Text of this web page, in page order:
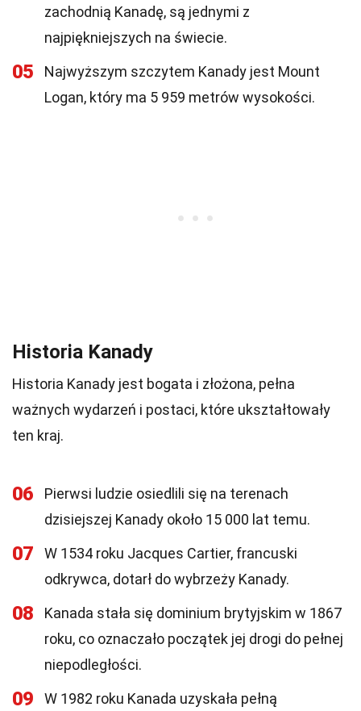
zachodnią Kanadę, są jednymi z
najpiękniejszych na świecie.
05
Najwyższym szczytem Kanady jest Mount
Logan, który ma 5 959 metrów wysokości.
Historia Kanady
Historia Kanady jest bogata i złożona, pełna
ważnych wydarzeń i postaci, które ukształtowały
ten kraj.
06
Pierwsi ludzie osiedlili się na terenach
dzisiejszej Kanady około 15 000 lat temu.
07
W 1534 roku Jacques Cartier, francuski
odkrywca, dotarł do wybrzeży Kanady.
08
Kanada stała się dominium brytyjskim w 1867
roku, co oznaczało początek jej drogi do pełnej
niepodległości.
09
W 1982 roku Kanada uzyskała pełną